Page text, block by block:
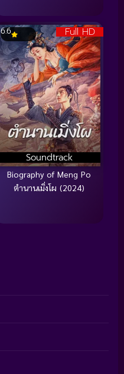
Full HD
Soundtrack
6.6
Biography of Meng Po
ตำนานเมิ่งโผ (2024)